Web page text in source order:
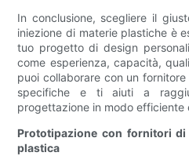
In conclusione, scegliere il
iniezione di materie plastiche è
tuo progetto di design
come esperienza, capacità,
puoi collaborare con un
specifiche e ti aiuti a
progettazione in modo efficiente
Prototipazione con fornitori
plastica